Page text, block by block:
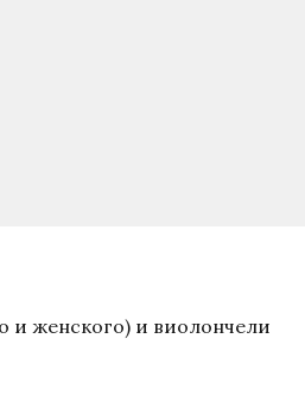
и женского) и виолончели